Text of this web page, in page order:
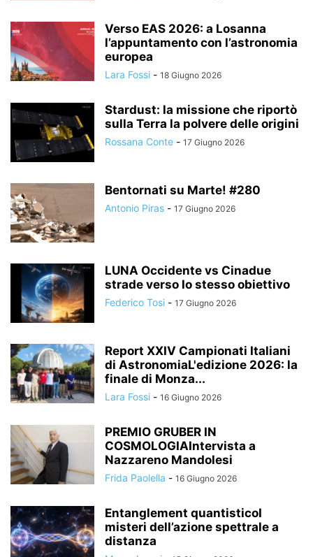
Verso EAS 2026: a Losanna
l’appuntamento con l’astronomia
europea
Lara Fossi - 18 Giugno 2026
Stardust: la missione che riportò
sulla Terra la polvere delle origini
Rossana Conte - 17 Giugno 2026
Bentornati su Marte! #280
Antonio Piras - 17 Giugno 2026
LUNA Occidente vs Cinadue
strade verso lo stesso obiettivo
Federico Tosi - 17 Giugno 2026
Report XXIV Campionati Italiani
di AstronomiaL'edizione 2026: la
finale di Monza...
Lara Fossi - 16 Giugno 2026
PREMIO GRUBER IN
COSMOLOGIAIntervista a
Nazzareno Mandolesi
Frida Paolella - 16 Giugno 2026
Entanglement quantisticoI
misteri dell’azione spettrale a
distanza